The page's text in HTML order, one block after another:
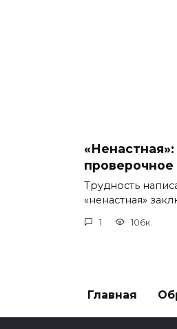
«Ненастная»:
проверочное
Трудность
«ненастная»
1 106к.
Главная